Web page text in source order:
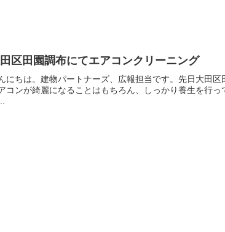
区田園調布にてエアコンクリーニング
にちは。建物パートナーズ、広報担当です。先日大田
コンが綺麗になることはもちろん、しっかり養生を行